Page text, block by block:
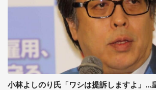
小林よしのり氏「ワシは提訴しますよ」...